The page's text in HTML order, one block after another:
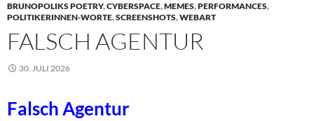
BRUNOPOLIKS POETRY,CYBERSPACE,MEMES,PERFORMANCES,
POLITIKERINNEN-WORTE,SCREENSHOTS,WEBART
FALSCH AGENTUR
30. JULI 2026
Falsch Agentur